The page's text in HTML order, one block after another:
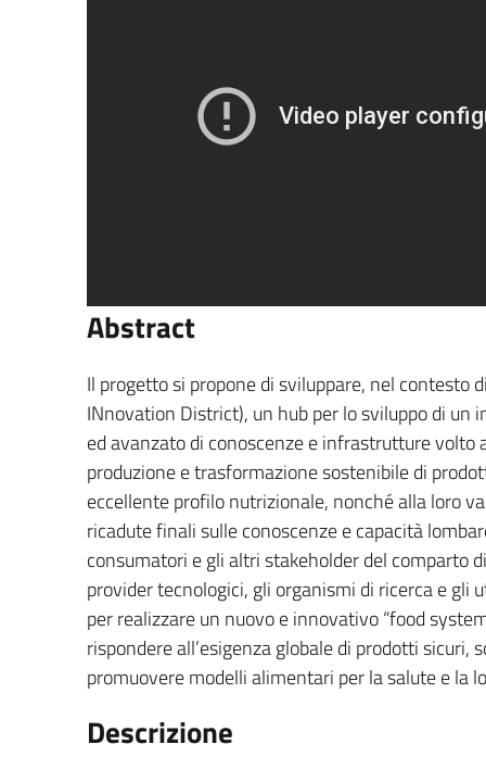
Abstract
Il progetto si propone di sviluppare, nel contesto
INnovation District), un hub per lo sviluppo di
ed avanzato di conoscenze e infrastrutture volto
produzione e trasformazione sostenibile di
eccellente profilo nutrizionale, nonché alla loro
ricadute finali sulle conoscenze e capacità
consumatori e gli altri stakeholder del comparto
provider tecnologici, gli organismi di ricerca e gli
per realizzare un nuovo e innovativo “food
rispondere all’esigenza globale di prodotti sicuri,
promuovere modelli alimentari per la salute e la
Descrizione